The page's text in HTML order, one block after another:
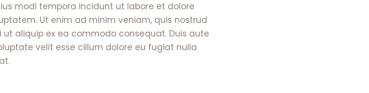
modi tempora incidunt ut labore et dolore
Ut enim ad minim veniam, quis nostrud
aliquip ex ea commodo consequat. Duis aute
velit esse cillum dolore eu fugiat nulla